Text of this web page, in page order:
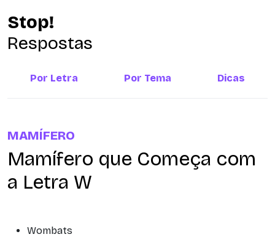
Stop!
Respostas
Por Letra Por Tema Dicas
MAMÍFERO
Mamífero que Começa com
a Letra W
Wombats